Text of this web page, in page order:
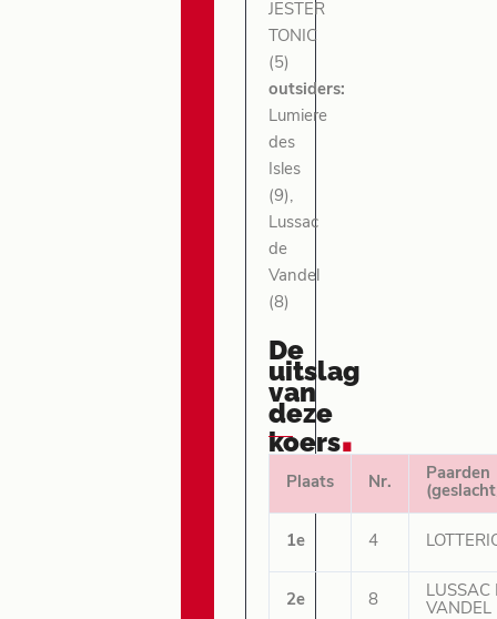
JESTER
TONIC
(5)
outsiders:
Lumiere
des
Isles
(9),
Lussac
de
Vandel
(8)
De
uitslag
van
deze
koers.
Plaats Nr.
Paarden
1e 4
2e 8
LUSSAC
VANDEL